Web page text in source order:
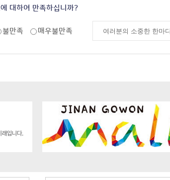
대하여 만족하십니까?
불만족 매우불만족